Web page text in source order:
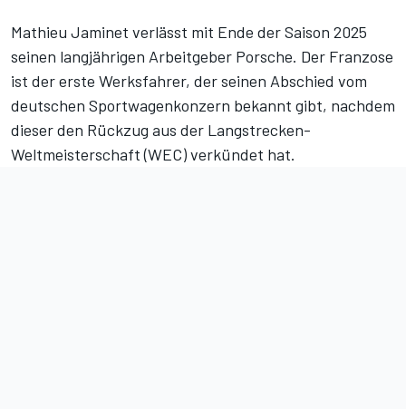
Mathieu Jaminet verlässt mit Ende der Saison 2025
seinen langjährigen Arbeitgeber Porsche. Der Franzose
ist der erste Werksfahrer, der seinen Abschied vom
deutschen Sportwagenkonzern bekannt gibt, nachdem
dieser den Rückzug aus der Langstrecken-
Weltmeisterschaft(WEC) verkündet hat.